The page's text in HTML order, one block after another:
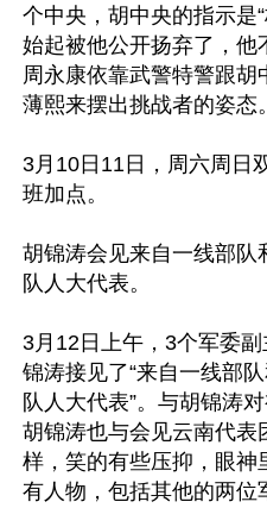
个中央，胡中央的指示是
始起被他公开扬弃了，他
周永康依靠武警特警跟胡
薄熙来摆出挑战者的姿态
3月10日11日，周六周日
班加点。
胡锦涛会见来自一线部队
队人大代表。
3月12日上午，3个军委
锦涛接见了“来自一线部
队人大代表”。与胡锦涛
胡锦涛也与会见云南代表
样，笑的有些压抑，眼神
有人物，包括其他的两位